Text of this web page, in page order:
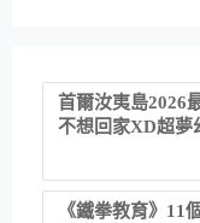
首爾汝夷島2026
不想回家XD超夢
津帝王蟹大餐、
《鐵拳教育》11